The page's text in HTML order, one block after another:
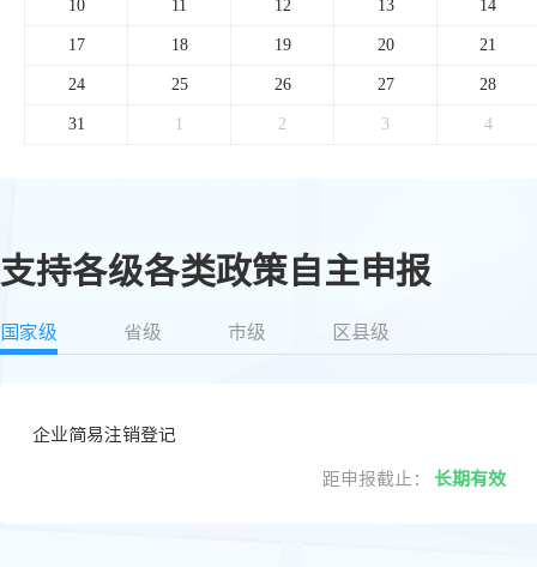
10 11 12 13 14
17 18 19 20 21
24 25 26 27 28
31 1 2 3 4
支持各级各类政策自主申报
国家级 省级 市级 区县级
企业简易注销登记
距申报截止： 长期有效